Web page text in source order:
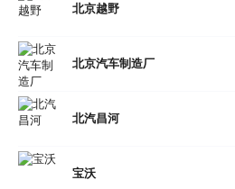
北京越野
北京汽车制造厂
北汽昌河
宝沃